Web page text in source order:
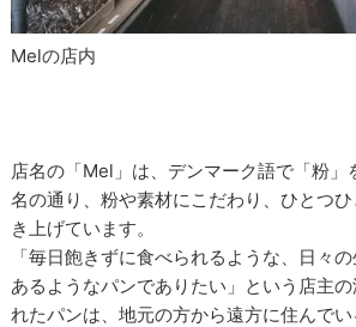
Melの店内
店名の「Mel」は、デンマーク語で「粉」
名の通り、粉や素材にこだわり、ひとつ
き上げています。
「毎日飽きずに食べられるような、日々
あるようなパンでありたい」という店主
れたパンは、地元の方から遠方に住んで